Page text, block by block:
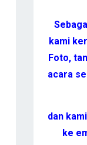
kami
Foto,
acara
dan
ke